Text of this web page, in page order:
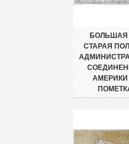
БОЛЬШАЯ
СТАРАЯ
АМЕРИКИ